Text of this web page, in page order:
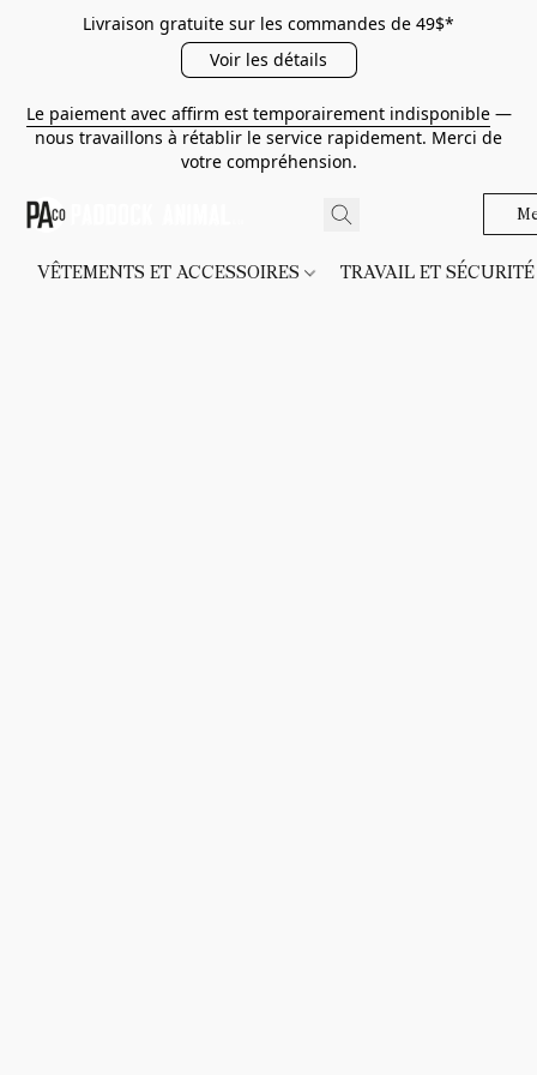
Livraison gratuite sur les commandes de 49$*
Voir les détails
Le paiement avec affirm est temporairement indisponible—
nous travaillons à rétablir le service rapidement. Merci de
votre compréhension.
VÊTEMENTS ET ACCESSOIRES TRAVAIL ET